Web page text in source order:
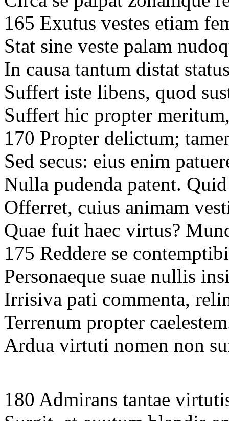
165 Exutus vestes etiam
Stat sine veste palam
In causa tantum distat
Suffert iste libens, quod
Suffert hic propter
170 Propter delictum;
Sed secus: eius enim
Nulla pudenda patent.
Offerret, cuius animam
Quae fuit haec virtus?
175 Reddere se
Personaeque suae nullis
Irrisiva pati commenta,
Terrenum propter
Ardua virtuti nomen non
180 Admirans tantae